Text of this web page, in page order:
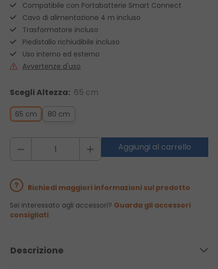
Compatibile con Portabatterie Smart Connect
Cavo di alimentazione 4 m incluso
Trasformatore incluso
Piedistallo richiudibile incluso
Uso interno ed esterno
Avvertenze d'uso
Scegli Altezza: 65 cm
65 cm 80 cm
Aggiungi al carrello
Richiedi maggiori informazioni sul prodotto
Sei interessato agli accessori? Guarda gli accessori
consigliati
Descrizione